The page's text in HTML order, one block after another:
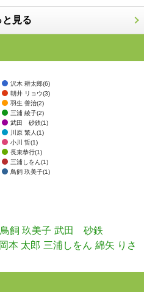
と見る
沢木 耕太郎(6)
朝井 リョウ(3)
羽生 善治(2)
三浦 綾子(2)
武田 砂鉄(1)
川原 繁人(1)
小川 哲(1)
長束恭行(1)
三浦しをん(1)
鳥飼 玖美子(1)
鳥飼 玖美子 武田 砂鉄
岡本 太郎 三浦しをん 綿矢 りさ